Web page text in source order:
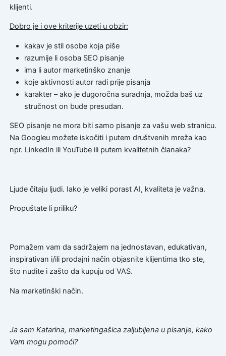
klijenti.
Dobro je i ove kriterije uzeti u obzir:
kakav je stil osobe koja piše
razumije li osoba SEO pisanje
ima li autor marketinško znanje
koje aktivnosti autor radi prije pisanja
karakter – ako je dugoročna suradnja, možda baš uz
stručnost on bude presudan.
SEO pisanje ne mora biti samo pisanje za vašu web stranicu.
Na Googleu možete iskočiti i putem društvenih mreža kao
npr. LinkedIn ili YouTube ili putem kvalitetnih članaka?
Ljude čitaju ljudi. Iako je veliki porast AI, kvaliteta je važna.
Propuštate li priliku?
Pomažem vam da sadržajem na jednostavan, edukativan,
inspirativan i/ili prodajni način objasnite klijentima tko ste,
što nudite i zašto da kupuju od VAS.
Na marketinški način.
Ja sam Katarina, marketingašica zaljubljena u pisanje, kako
Vam mogu pomoći?